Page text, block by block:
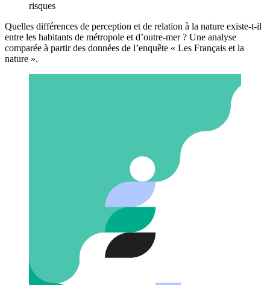
risques
Quelles différences de perception et de relation à la nature existe-t-il
entre les habitants de métropole et d’outre-mer ? Une analyse
comparée à partir des données de l’enquête « Les Français et la
nature ».